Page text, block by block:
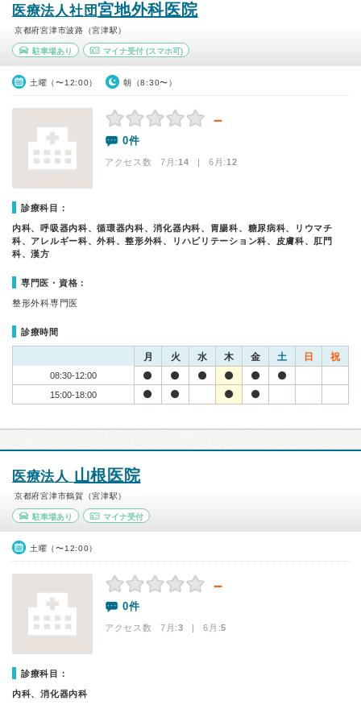
医療法人社団宮地外科医院
京都府宮津市波路（宮津駅）
駐車場あり マイナ受付(スマホ可)
土曜（〜12:00） 朝（8:30〜）
－
0件
アクセス数 7月:14 | 6月:12
診療科目：
内科、呼吸器内科、循環器内科、消化器内科、胃腸科、糖尿病科、リウマチ
科、アレルギー科、外科、整形外科、リハビリテーション科、皮膚科、肛門
科、漢方
専門医・資格：
整形外科専門医
診療時間
月 火 水 木 金 土 日 祝
08:30-12:00
15:00-18:00
医療法人 山根医院
京都府宮津市鶴賀（宮津駅）
駐車場あり マイナ受付
土曜（〜12:00）
－
0件
アクセス数 7月:3 | 6月:5
診療科目：
内科、消化器内科